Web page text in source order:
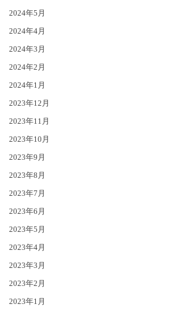
2024年5月
2024年4月
2024年3月
2024年2月
2024年1月
2023年12月
2023年11月
2023年10月
2023年9月
2023年8月
2023年7月
2023年6月
2023年5月
2023年4月
2023年3月
2023年2月
2023年1月